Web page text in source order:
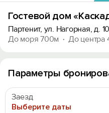
Гостевой дом
Партенит, ул. Нагорная, д. 10
До моря 700м
До центра
Параметры
Заезд
Выберите даты